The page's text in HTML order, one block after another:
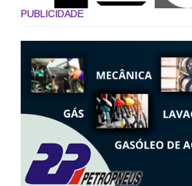
PUBLICIDADE